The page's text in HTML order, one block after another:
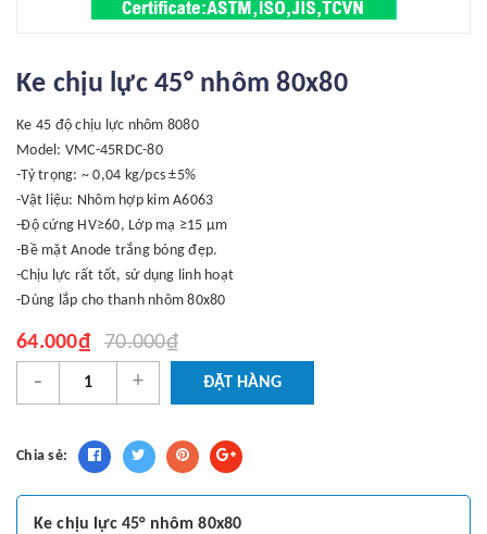
Ke chịu lực 45° nhôm 80x80
Ke 45 độ chịu lực nhôm 8080
Model: VMC-45RDC-80
-Tỷ trọng: ~ 0,04 kg/pcs ±5%
-Vật liệu: Nhôm hợp kim A6063
-Độ cứng HV≥60, Lớp mạ ≥15 μm
-Bề mặt Anode trắng bóng đẹp.
-Chịu lực rất tốt, sử dụng linh hoạt
-Dùng lắp cho thanh nhôm 80x80
64.000₫ 70.000₫
- + ĐẶT HÀNG
Chia sẻ:
Ke chịu lực 45° nhôm 80x80